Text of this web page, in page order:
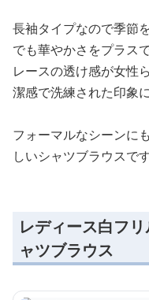
長袖タイプなので季節
でも華やかさをプラス
レースの透け感が女性
潔感で洗練された印象
フォーマルなシーンに
しいシャツブラウスです
レディース白フ
ャツブラウス